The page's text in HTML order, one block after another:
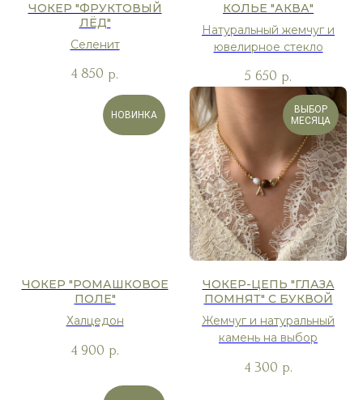
ЧОКЕР "ФРУКТОВЫЙ
ЛЁД"
Селенит
4 850 р.
КОЛЬЕ "АКВА"
Натуральный жемчуг и
ювелирное стекло
5 650 р.
НОВИНКА
ЧОКЕР "РОМАШКОВОЕ
ПОЛЕ"
Халцедон
4 900 р.
ВЫБОР
МЕСЯЦА
ЧОКЕР-ЦЕПЬ "ГЛАЗА
ПОМНЯТ" С БУКВОЙ
Жемчуг и натуральный
камень на выбор
4 300 р.